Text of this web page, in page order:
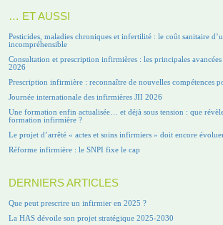
… ET AUSSI
Pesticides, maladies chroniques et infertilité : le coût sanitaire
incompréhensible
Consultation et prescription infirmières : les principales
2026
Prescription infirmière : reconnaître de nouvelles compétences
Journée internationale des infirmières JII 2026
Une formation enfin actualisée… et déjà sous tension : que
formation infirmière ?
Le projet d’arrêté « actes et soins infirmiers » doit encore
Réforme infirmière : le SNPI fixe le cap
DERNIERS ARTICLES
Que peut prescrire un infirmier en 2025 ?
La HAS dévoile son projet stratégique 2025-2030